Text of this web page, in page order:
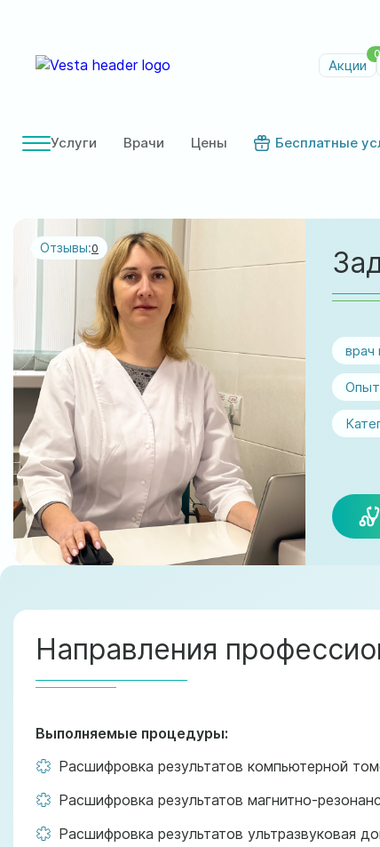
Акции
0
Услуги Врачи Цены Бесплатные
Отзывы:0
врач
Направления
Выполняемые процедуры:
Расшифровка результатов компьютерной
Расшифровка результатов магнитно-
Расшифровка результатов ультразвуковая